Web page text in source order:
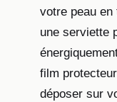
votre peau en
une serviette
film
déposer sur